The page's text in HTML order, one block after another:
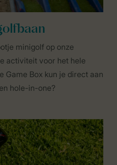
minigolf op onze
activiteit voor het hele
Game Box kun je direct aan
hole-in-one?